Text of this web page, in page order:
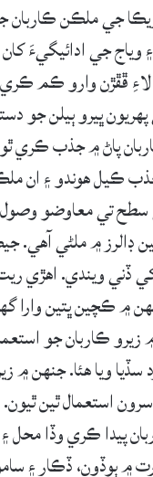
جي ملڪن ڪاربان
جي ادائيگيءَ
لاءِ ڦڦڙن وارو ڪم
ڀيرو ٻيلن جو
پاڻ ۾ جذب ڪري
ڪيل هوندو ۽ ان
سطح تي معاوضو
ڊالرز ۾ ملڻي آهي.
تائين سنڌ کي ڏني ويندي.
ڪچين ڀتين وارا
۾ زيرو ڪاربان جو
سڏيا ويا هئا. جنهن
استعمال ٿين
ڪري وڏا محل ۽
ٻوڏون، ڏڪار ۽